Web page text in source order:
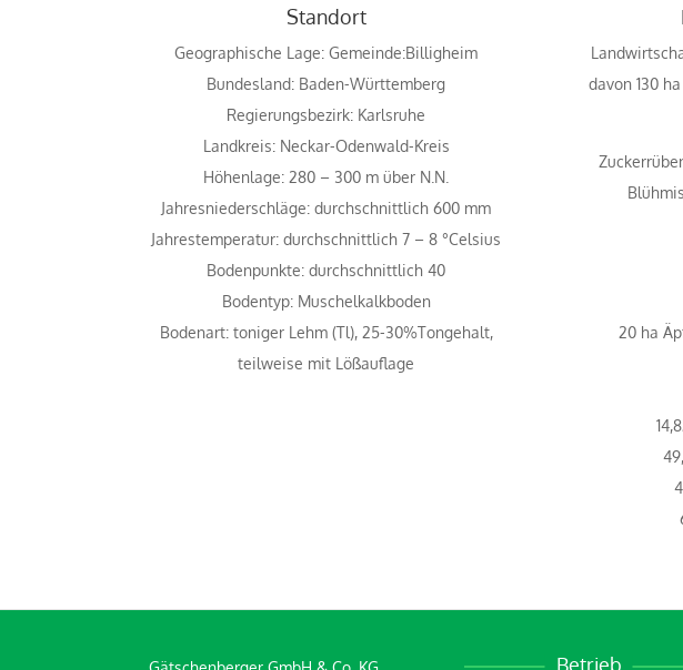
Standort
Geographische Lage: Gemeinde:Billigheim
Bundesland: Baden-Württemberg
Regierungsbezirk: Karlsruhe
Landkreis: Neckar-Odenwald-Kreis
Höhenlage: 280 – 300 m über N.N.
Jahresniederschläge: durchschnittlich 600 mm
Jahrestemperatur: durchschnittlich 7 – 8 °Celsius
Bodenpunkte: durchschnittlich 40
Bodentyp: Muschelkalkboden
Bodenart: toniger Lehm (Tl), 25-30%Tongehalt,
teilweise mit Lößauflage
davon 130
20 ha
Betrieb